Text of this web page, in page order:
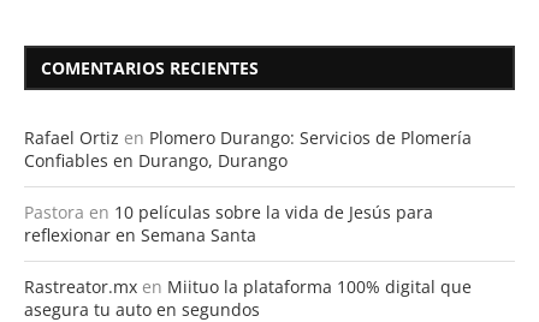
COMENTARIOS RECIENTES
Rafael Ortiz en Plomero Durango: Servicios de Plomería
Confiables en Durango, Durango
Pastora en 10 películas sobre la vida de Jesús para
reflexionar en Semana Santa
Rastreator.mx en Miituo la plataforma 100% digital que
asegura tu auto en segundos